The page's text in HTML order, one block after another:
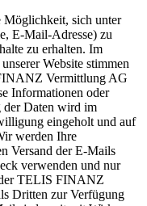
Möglichkeit, sich unter
E-Mail-Adresse) zu
zu erhalten. Im
Website stimmen
Vermittlung AG
Informationen oder
der Daten wird im
eingeholt und auf
werden Ihre
Versand der E-Mails
verwenden und nur
der TELIS FINANZ
Dritten zur Verfügung